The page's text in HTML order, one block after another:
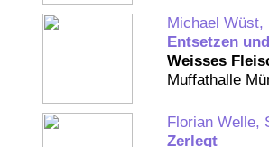
Michael Wüst,
Entsetzen
Weisses
Muffathalle
Florian Welle,
Zerlegt